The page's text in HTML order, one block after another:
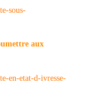
sous-
aux
en-etat-d-ivresse-